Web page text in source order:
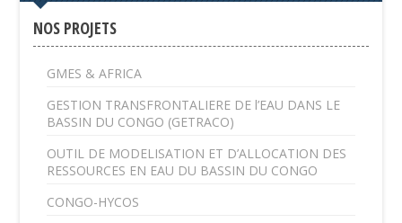
NOS PROJETS
GMES & AFRICA
GESTION TRANSFRONTALIERE DE l’EAU DANS LE
BASSIN DU CONGO (GETRACO)
OUTIL DE MODELISATION ET D’ALLOCATION DES
RESSOURCES EN EAU DU BASSIN DU CONGO
CONGO-HYCOS